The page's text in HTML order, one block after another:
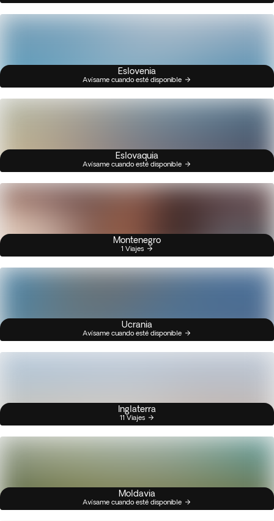
Eslovenia
Avísame cuando esté disponible
Eslovaquia
Avísame cuando esté disponible
Montenegro
1 Viajes
Ucrania
Avísame cuando esté disponible
Inglaterra
11 Viajes
Moldavia
Avísame cuando esté disponible